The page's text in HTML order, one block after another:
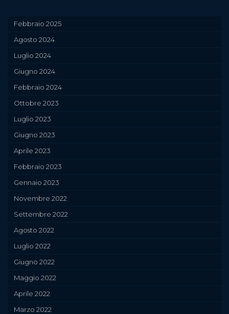
Febbraio 2025
Agosto 2024
Luglio 2024
Giugno 2024
Febbraio 2024
Ottobre 2023
Luglio 2023
Giugno 2023
Aprile 2023
Febbraio 2023
Gennaio 2023
Novembre 2022
Settembre 2022
Agosto 2022
Luglio 2022
Giugno 2022
Maggio 2022
Aprile 2022
Marzo 2022